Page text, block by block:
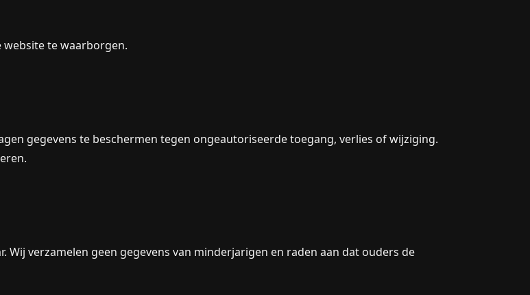
website te waarborgen.
gegevens te beschermen tegen ongeautoriseerde toegang, verlies of wijziging.
verzamelen geen gegevens van minderjarigen en raden aan dat ouders de